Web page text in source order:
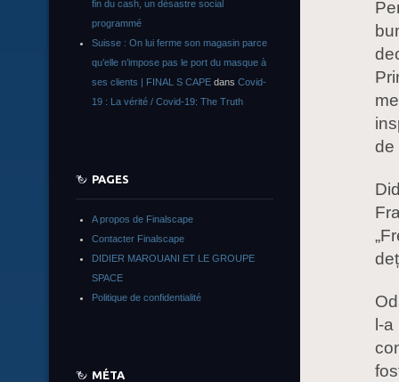
de
l-
fin du cash, un désastre social
programmé
Suisse : On lui ferme son magasin parce
qu’elle n’impose pas le port du masque à
ses clients | FINAL S CAPE dans Covid-
19 : La vérité / Covid-19: The Truth
PAGES
A propos de Finalscape
Contacter Finalscape
DIDIER MAROUANI ET LE GROUPE
SPACE
Politique de confidentialité
MÉTA